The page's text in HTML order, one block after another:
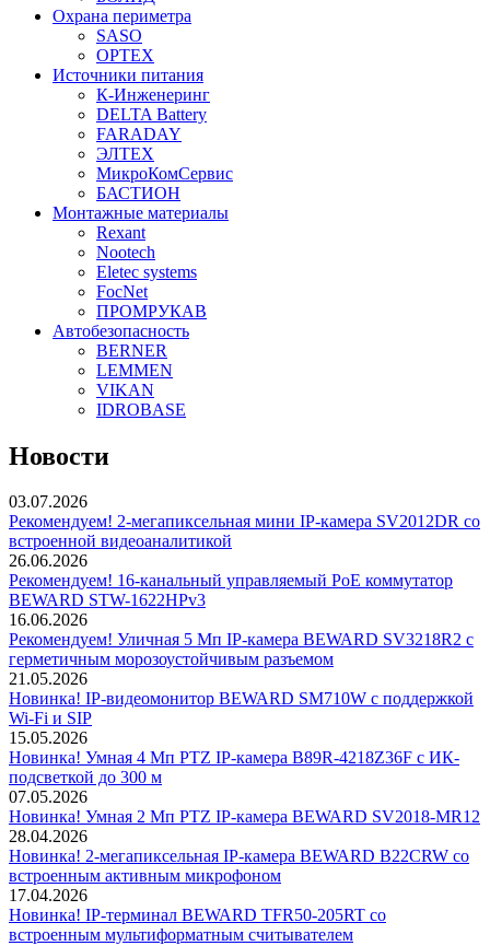
Охрана периметра
SASO
OPTEX
Источники питания
К-Инженеринг
DELTA Battery
FARADAY
ЭЛТЕХ
МикроКомСервис
БАСТИОН
Монтажные материалы
Rexant
Nootech
Eletec systems
FocNet
ПРОМРУКАВ
Автобезопасность
BERNER
LEMMEN
VIKAN
IDROBASE
Новости
03.07.2026
Рекомендуем! 2-мегапиксельная мини IP-камера SV2012DR со
встроенной видеоаналитикой
26.06.2026
Рекомендуем! 16-канальный управляемый PoE коммутатор
BEWARD STW-1622HPv3
16.06.2026
Рекомендуем! Уличная 5 Мп IP-камера BEWARD SV3218R2 с
герметичным морозоустойчивым разъемом
21.05.2026
Новинка! IP-видеомонитор BEWARD SM710W с поддержкой
Wi-Fi и SIP
15.05.2026
Новинка! Умная 4 Мп PTZ IP-камера B89R-4218Z36F с ИК-
подсветкой до 300 м
07.05.2026
Новинка! Умная 2 Мп PTZ IP-камера BEWARD SV2018-MR12
28.04.2026
Новинка! 2-мегапиксельная IP-камера BEWARD B22CRW со
встроенным активным микрофоном
17.04.2026
Новинка! IP-терминал BEWARD TFR50-205RT со
встроенным мультиформатным считывателем